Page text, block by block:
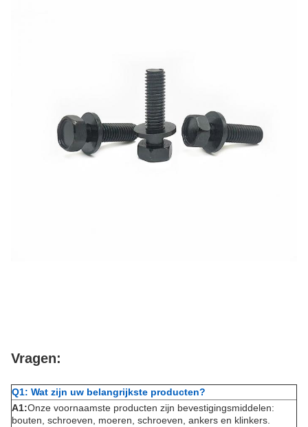
Vragen:
Q1: Wat zijn uw belangrijkste producten?
A1:Onze voornaamste producten zijn bevestigingsmiddelen:
bouten, schroeven, moeren, schroeven, ankers en klinkers.